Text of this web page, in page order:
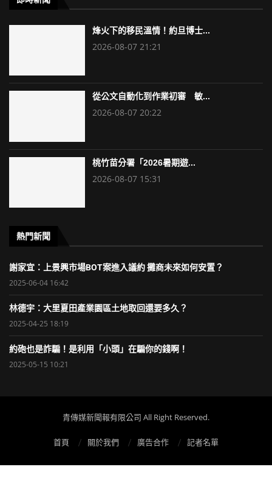
烽火下的移民溫情！約旦博士...
2026-08-07 21:21
從公文自動化到作業初審 敏...
2026-08-07 20:22
桃竹苗分署「2026暑期遊...
2026-08-07 15:31
熱門新聞
謝家宜：上景興市場BOT案進入議約 攤商未來如何安置？
2025-06-04 16:42
林德宇：大里夏田產業園區土地取回還要多久？
2025-04-25 18:19
約砲也是詐騙！是利用「小頭」在騙你的錢啊！
2025-05-15 10:21
青傳媒新聞報有限公司 All Right Reserved.
首頁 關於我們 廣告合作 記者名單